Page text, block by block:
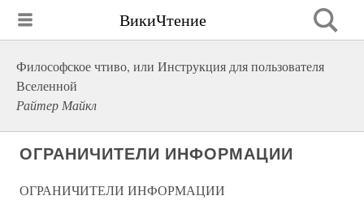
ВикиЧтение
Философское чтиво, или Инструкция для пользователя
Вселенной
Райтер Майкл
ОГРАНИЧИТЕЛИ ИНФОРМАЦИИ
ОГРАНИЧИТЕЛИ ИНФОРМАЦИИ